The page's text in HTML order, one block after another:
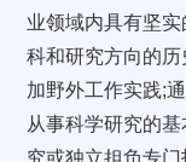
业领域内具有坚
科和研究方向的
加野外工作实践;
从事科学研究的
究或独立担负专门